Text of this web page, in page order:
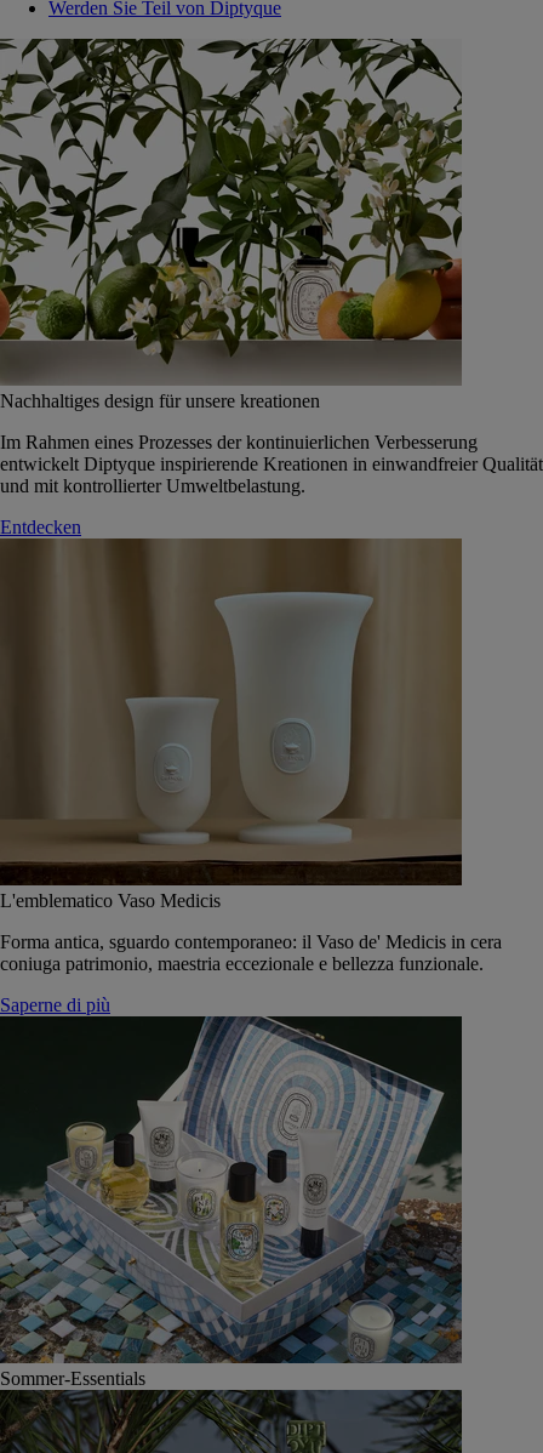
Werden Sie Teil von Diptyque
Nachhaltiges design für unsere kreationen
Im Rahmen eines Prozesses der kontinuierlichen Verbesserung
entwickelt Diptyque inspirierende Kreationen in einwandfreier Qualität
und mit kontrollierter Umweltbelastung.
Entdecken
L'emblematico Vaso Medicis
Forma antica, sguardo contemporaneo: il Vaso de' Medicis in cera
coniuga patrimonio, maestria eccezionale e bellezza funzionale.
Saperne di più
Sommer-Essentials